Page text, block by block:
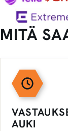
MITÄ
AUKI